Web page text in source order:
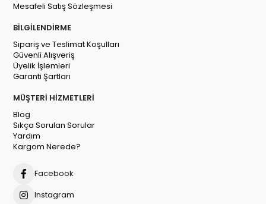
Mesafeli Satış Sözleşmesi
BİLGİLENDİRME
Sipariş ve Teslimat Koşulları
Güvenli Alışveriş
Üyelik İşlemleri
Garanti Şartları
MÜŞTERİ HİZMETLERİ
Blog
Sıkça Sorulan Sorular
Yardım
Kargom Nerede?
Facebook
Instagram